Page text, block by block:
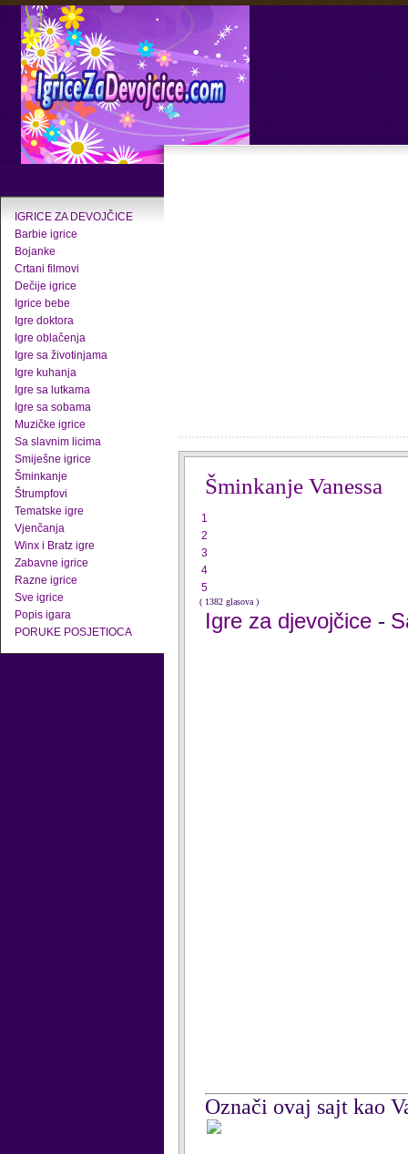
IGRICE ZA DEVOJČICE
Barbie igrice
Bojanke
Crtani filmovi
Dečije igrice
Igrice bebe
Igre doktora
Igre oblačenja
Igre sa životinjama
Igre kuhanja
Igre sa lutkama
Igre sa sobama
Muzičke igrice
Sa slavnim licima
Smiješne igrice
Šminkanje
Štrumpfovi
Tematske igre
Vjenčanja
Winx i Bratz igre
Zabavne igrice
Razne igrice
Sve igrice
Popis igara
PORUKE POSJETIOCA
Šminkanje Vanessa
1
2
3
4
5
( 1382 glasova )
Igre za djevojčice -
Označi ovaj sajt kao